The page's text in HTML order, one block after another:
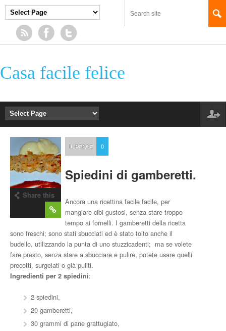
Casa facile felice
Share this
IL PESCE 0
Spiedini di gamberetti.
Ancora una ricettina facile facile, per
mangiare cibi gustosi, senza stare troppo
tempo ai fornelli. I gamberetti della ricetta
sono freschi; sono stati sbucciati ed è stato tolto anche il
budello, utilizzando la punta di uno stuzzicadenti; ma se volete
fare presto, senza stare a sbucciare e pulire, potete usare quelli
precotti, surgelati o già puliti.
Ingredienti per 2 spiedini:
2 spiedini,
20 gamberetti,
30 grammi di pane grattugiato,